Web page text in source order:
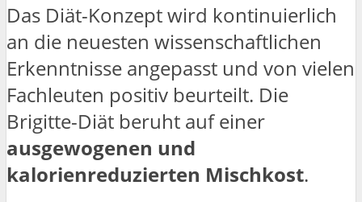
Das Diät-Konzept wird kontinuierlich
an die neuesten wissenschaftlichen
Erkenntnisse angepasst und von vielen
Fachleuten positiv beurteilt. Die
Brigitte-Diät beruht auf einer
ausgewogenen und
kalorienreduzierten Mischkost.